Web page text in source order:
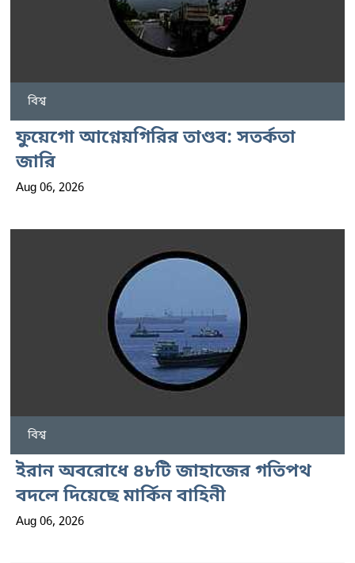
বিশ্ব
ফুয়েগো আগ্নেয়গিরির তাণ্ডব: সতর্কতা
জারি
Aug 06, 2026
বিশ্ব
ইরান অবরোধে ৪৮টি জাহাজের গতিপথ
বদলে দিয়েছে মার্কিন বাহিনী
Aug 06, 2026